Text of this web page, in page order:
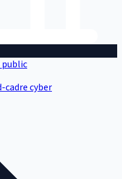
public
cadre cyber